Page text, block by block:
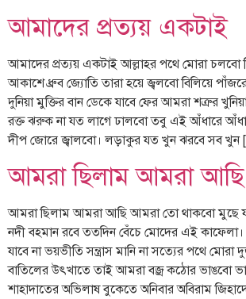
আমাদের প্রত্যয় একটাই
আমাদের প্রত্যয় একটাই আল্লাহর পথে মোরা চলবো
আকাশে ধ্রুব জ্যোতি তারা হয়ে জ্বলবো বিলিয়ে
দুনিয়া মুক্তির বান ডেকে যাবে ফের আমরা শত্রুর
রক্ত ঝরুক না যত লাগে ঢালবো তবু এই আঁধারে
দীপ জোরে জ্বালবো। লড়াকুর যত খুন ঝরবে সব
আমরা ছিলাম আমরা আছি
আমরা ছিলাম আমরা আছি আমরা তো থাকবো মুছে
নদী বহমান রবে ততদিন বেঁচে মোদের এই
যাবে না ভয়ভীতি সন্ত্রাস মানি না সত্যের পথে মোরা
বাতিলের উৎখাতে তাই আমরা বজ্র কঠোর ভাঙবো
শাহাদাতের অভিলাষ বুকেতে অনিবার অবিরাম